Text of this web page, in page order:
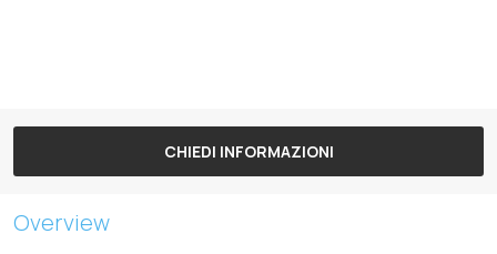
CHIEDI INFORMAZIONI
Overview